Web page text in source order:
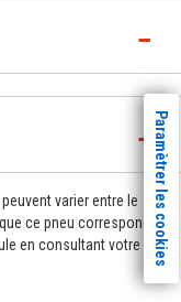
varier entre le
ce pneu correspond
en consultant votre
Paramètrer les cookies